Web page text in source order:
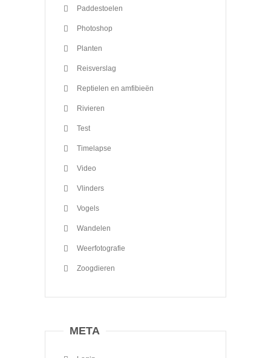
Paddestoelen
Photoshop
Planten
Reisverslag
Reptielen en amfibieën
Rivieren
Test
Timelapse
Video
Vlinders
Vogels
Wandelen
Weerfotografie
Zoogdieren
META